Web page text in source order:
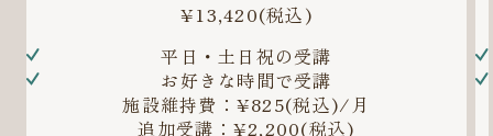
¥13,420(税込)
平日・土日祝の受講
お好きな時間で受講
施設維持費：¥825(税込)/月
追加受講：¥2,200(税込)